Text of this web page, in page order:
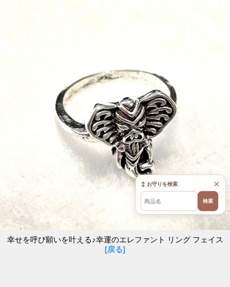
幸せを呼び願いを叶える♪幸運のエレファント リング フェイス
[戻る]
×
↕ お守りを検索
検索